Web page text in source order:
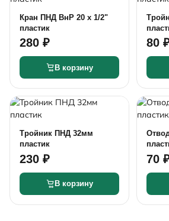
Кран ПНД ВнР 20 х 1/2"
пластик
280 ₽
В корзину
80
Тройник ПНД 32мм
пластик
230 ₽
В корзину
70